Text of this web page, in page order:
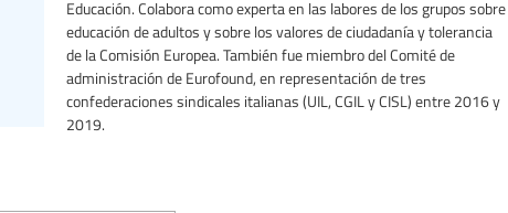
Educación. Colabora como experta en las labores de los grupos sobre
educación de adultos y sobre los valores de ciudadanía y tolerancia
de la Comisión Europea. También fue miembro del Comité de
administración de Eurofound, en representación de tres
confederaciones sindicales italianas (UIL, CGIL y CISL) entre 2016 y
2019.